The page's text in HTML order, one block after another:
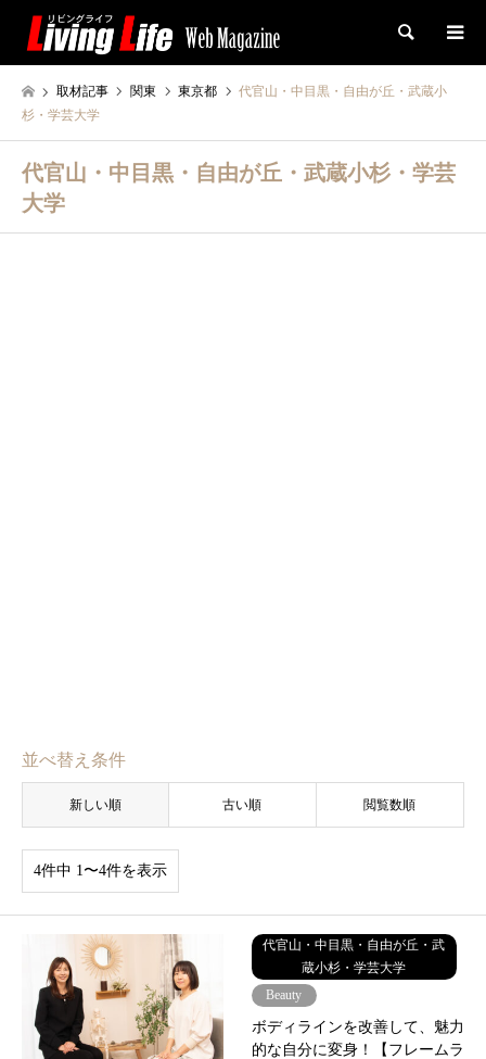
検索
取材記事 関東 東京都
代官山・中目黒・自由が丘・武蔵小
杉・学芸大学
代官山・中目黒・自由が丘・武蔵小杉・学芸
大学
並べ替え条件
新しい順 古い順 閲覧数順
4件中 1〜4件を表示
代官山・中目黒・自由が丘・武
蔵小杉・学芸大学
Beauty
ボディラインを改善して、魅力
的な自分に変身！【フレームラ